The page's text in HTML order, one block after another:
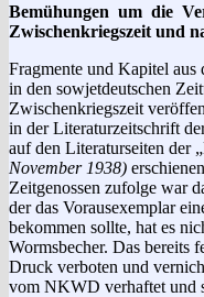
Bemühungen um die
Zwischenkriegszeit und
Fragmente und Kapitel aus
in den sowjetdeutschen
Zwischenkriegszeit
in der Literaturzeitschrift
auf den Literaturseiten der
November 1938)
Zeitgenossen zufolge war
der das Vorausexemplar
bekommen sollte, hat es
Wormsbecher. Das bereits
Druck verboten und
vom NKWD verhaftet und